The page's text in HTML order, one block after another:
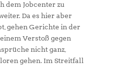
dem Jobcenter zu
Da es hier aber
gehen Gerichte in der
Verstoß gegen
nicht ganz,
gehen. Im Streitfall